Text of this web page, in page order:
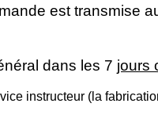
est transmise
dans les 7 jours
instructeur (la